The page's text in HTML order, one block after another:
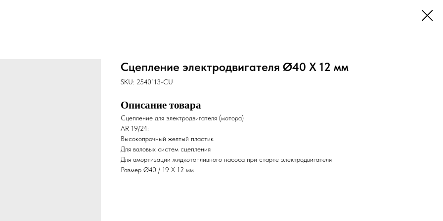
Сцепление электродвигателя Ø40 X 12 мм
SKU: 2540113-CU
Описание товара
Сцепление для электродвигателя (мотора)
AR 19/24:
Высокопрочный желтый пластик
Для валовых систем сцепления
Для амортизации жидкотопливного насоса при старте электродвигателя
Размер Ø40 / 19 X 12 мм